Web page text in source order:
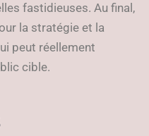
fastidieuses. Au final,
la stratégie et la
peut réellement
cible.